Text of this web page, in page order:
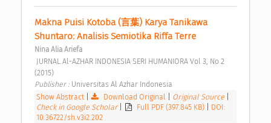
Makna Puisi Kotoba (言葉) Karya Tanikawa
Shuntaro: Analisis Semiotika Riffa Terre
Nina Alia Ariefa
(2015)
Publisher : Universitas Al Azhar Indonesia
Show Abstract| Download Original Original Source
Check in Google Scholar
Full PDF (397.845 KB)
DOI:
10.36722/sh.v3i2.202